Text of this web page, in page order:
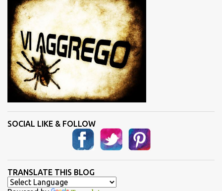
SOCIAL LIKE & FOLLOW
TRANSLATE THIS BLOG